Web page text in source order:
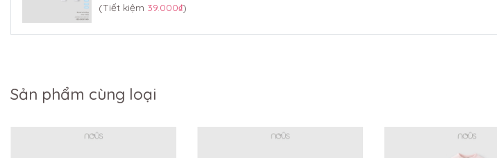
(Tiết kiệm 39.000₫)
Sản phẩm cùng loại